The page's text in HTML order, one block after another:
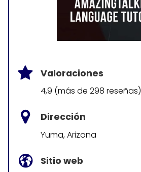
Valoraciones
4,9 (más de 298 reseñas)
Dirección
Yuma, Arizona
Sitio web